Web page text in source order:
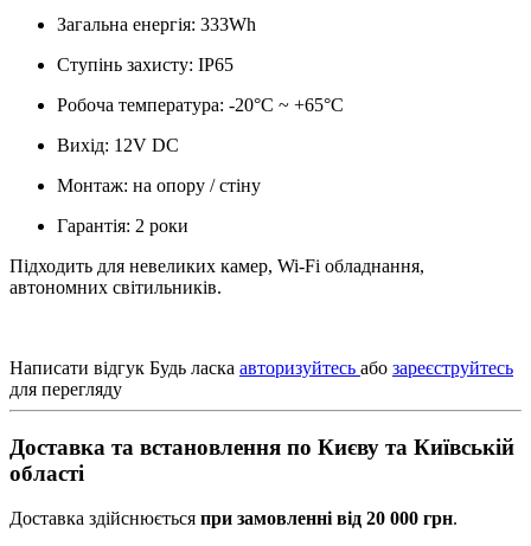
Загальна енергія: 333Wh
Ступінь захисту: IP65
Робоча температура: -20°C ~ +65°C
Вихід: 12V DC
Монтаж: на опору / стіну
Гарантія: 2 роки
Підходить для невеликих камер, Wi-Fi обладнання,
автономних світильників.
Написати відгук Будь ласка авторизуйтесь або зареєструйтесь
для перегляду
Доставка та встановлення по Києву та Київській
області
Доставка здійснюється при замовленні від 20 000 грн.